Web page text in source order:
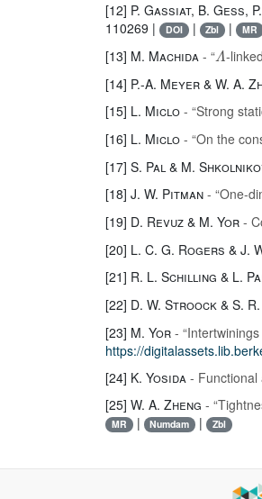
[12] P. Gassiat, B. Gess,
110269 |
DOI | Zbl | MR
[13] M. Machida - “Λ-
[14] P.-A. Meyer & W. A.
[15] L. Miclo - “Strong
[16] L. Miclo - “On the
[17] S. Pal & M.
[18] J. W. Pitman - “One-
[19] D. Revuz & M. Yor -
[20] L. C. G. Rogers & J.
[21] R. L. Schilling & L.
[22] D. W. Stroock & S.
[23] M. Yor -
https://
[24] K. Yosida - Functional
[25] W. A. Zheng -
MR | Numdam | Zbl